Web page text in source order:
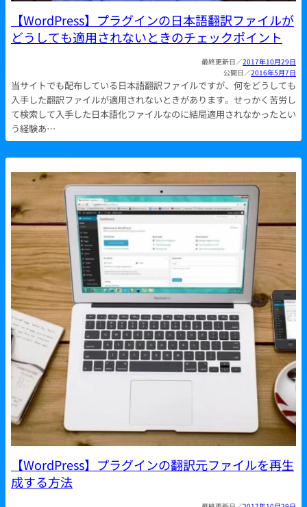
【WordPress】プラグインの日本語翻訳ファイルが
どうしても適用されないときのチェックポイント
2017年10月29日
2016年5月7日
当サイトでも配布している日本語翻訳ファイルですが、何をどうしても
入手した翻訳ファイルが適用されないときがあります。せっかく苦労し
て検索して入手した日本語化ファイルなのに結局適用されなかったとい
う経験あ…
【WordPress】プラグインの翻訳元ファイルを再生
成する方法